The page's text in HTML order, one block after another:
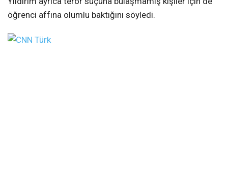
öğrenci affına olumlu baktığını söyledi.